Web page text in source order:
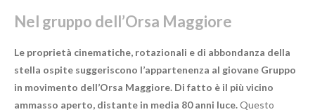
Nel gruppo dell’Orsa Maggiore
Le proprietà cinematiche, rotazionali e di abbondanza della
stella ospite suggeriscono l’appartenenza al giovane Gruppo
in movimento dell’Orsa Maggiore. Di fatto è il più vicino
ammasso aperto, distante in media 80 anni luce.Questo